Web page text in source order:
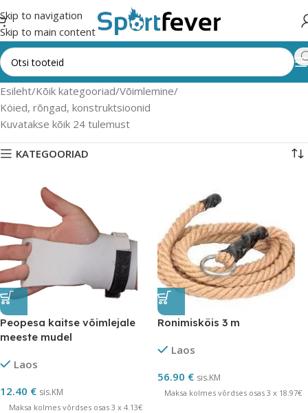
Skip to navigation
Skip to main content
Esileht Kõik kategooriad Võimlemine
Köied, rõngad, konstruktsioonid
Kuvatakse kõik 24 tulemust
KATEGOORIAD
Peopesa kaitse võimlejale
meeste mudel
Laos
12.40 € sis.KM
Maksa kolmes võrdses osas 3 x 4.13€
Ronimisköis 3 m
Laos
56.90 € sis.KM
Maksa kolmes võrdses osas 3 x 18.97€